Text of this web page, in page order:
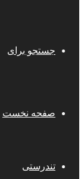
جستجو برای
صفحه نخست
تندرستی